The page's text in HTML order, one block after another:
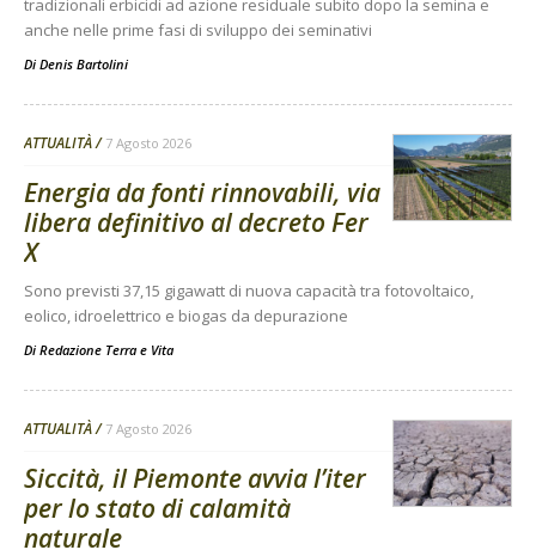
tradizionali erbicidi ad azione residuale subito dopo la semina e
anche nelle prime fasi di sviluppo dei seminativi
Di Denis Bartolini
ATTUALITÀ 7 Agosto 2026
Energia da fonti rinnovabili, via
libera definitivo al decreto Fer
X
Sono previsti 37,15 gigawatt di nuova capacità tra fotovoltaico,
eolico, idroelettrico e biogas da depurazione
Di Redazione Terra e Vita
ATTUALITÀ 7 Agosto 2026
Siccità, il Piemonte avvia l’iter
per lo stato di calamità
naturale